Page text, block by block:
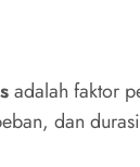
adalah faktor
dan